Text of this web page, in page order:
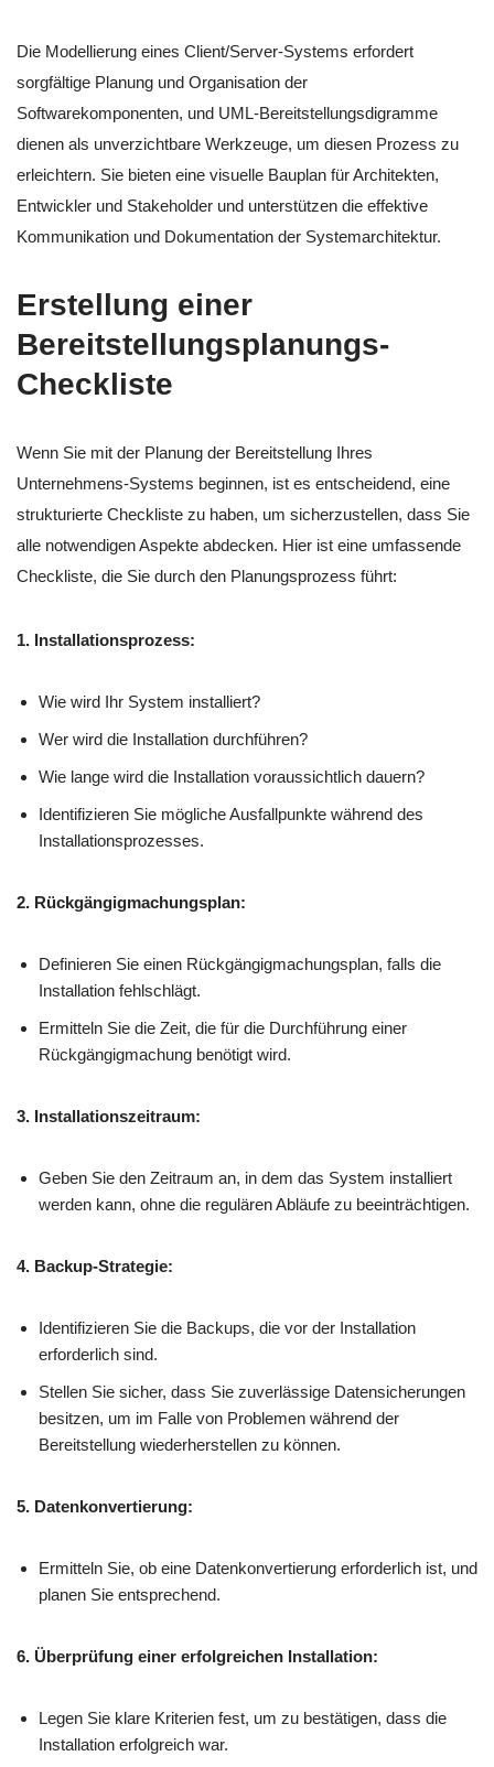
Die Modellierung eines Client/Server-Systems erfordert
sorgfältige Planung und Organisation der
Softwarekomponenten, und UML-Bereitstellungsdigramme
dienen als unverzichtbare Werkzeuge, um diesen Prozess zu
erleichtern. Sie bieten eine visuelle Bauplan für Architekten,
Entwickler und Stakeholder und unterstützen die effektive
Kommunikation und Dokumentation der Systemarchitektur.
Erstellung einer
Bereitstellungsplanungs-
Checkliste
Wenn Sie mit der Planung der Bereitstellung Ihres
Unternehmens-Systems beginnen, ist es entscheidend, eine
strukturierte Checkliste zu haben, um sicherzustellen, dass Sie
alle notwendigen Aspekte abdecken. Hier ist eine umfassende
Checkliste, die Sie durch den Planungsprozess führt:
1. Installationsprozess:
Wie wird Ihr System installiert?
Wer wird die Installation durchführen?
Wie lange wird die Installation voraussichtlich dauern?
Identifizieren Sie mögliche Ausfallpunkte während des
Installationsprozesses.
2. Rückgängigmachungsplan:
Definieren Sie einen Rückgängigmachungsplan, falls die
Installation fehlschlägt.
Ermitteln Sie die Zeit, die für die Durchführung einer
Rückgängigmachung benötigt wird.
3. Installationszeitraum:
Geben Sie den Zeitraum an, in dem das System installiert
werden kann, ohne die regulären Abläufe zu beeinträchtigen.
4. Backup-Strategie:
Identifizieren Sie die Backups, die vor der Installation
erforderlich sind.
Stellen Sie sicher, dass Sie zuverlässige Datensicherungen
besitzen, um im Falle von Problemen während der
Bereitstellung wiederherstellen zu können.
5. Datenkonvertierung:
Ermitteln Sie, ob eine Datenkonvertierung erforderlich ist, und
planen Sie entsprechend.
6. Überprüfung einer erfolgreichen Installation:
Legen Sie klare Kriterien fest, um zu bestätigen, dass die
Installation erfolgreich war.